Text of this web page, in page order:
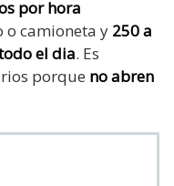
por hora
o camioneta y 250 a
el dia. Es
porque no abren